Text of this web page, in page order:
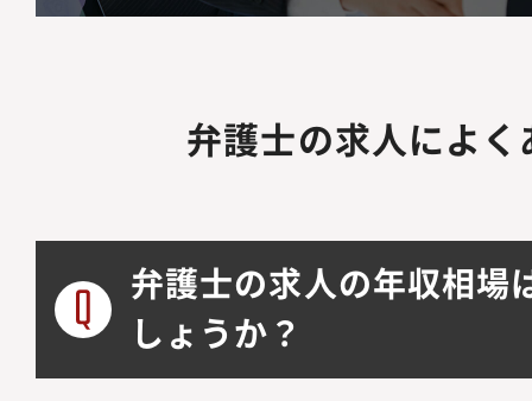
弁護士の求人によ
弁護士の求人の年収相場
しょうか？